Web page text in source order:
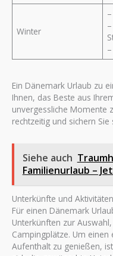
Winter
Ein Dänemark Urlaub zu
Ihnen, das Beste aus
unvergessliche Momente
rechtzeitig und sichern
Siehe auch
Familienurlaub –
Unterkünfte und
Für einen Dänemark
Unterkünften zur
Campingplätze. Um
Aufenthalt zu genießen,